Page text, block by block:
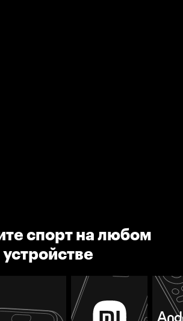
спорт на любом
устройстве